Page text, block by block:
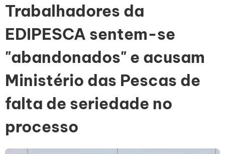
Trabalhadores da
EDIPESCA sentem-se
"abandonados" e acusam
Ministério das Pescas de
falta de seriedade no
processo